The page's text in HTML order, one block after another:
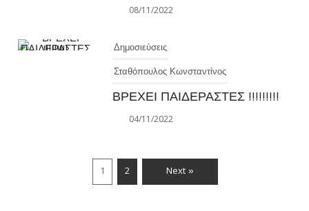
08/11/2022
Δημοσιεύσεις
Σταθόπουλος Κωνσταντίνος
ΒΡΕΧΕΙ ΠΑΙΔΕΡΑΣΤΕΣ !!!!!!!!!
04/11/2022
1 2 Next »